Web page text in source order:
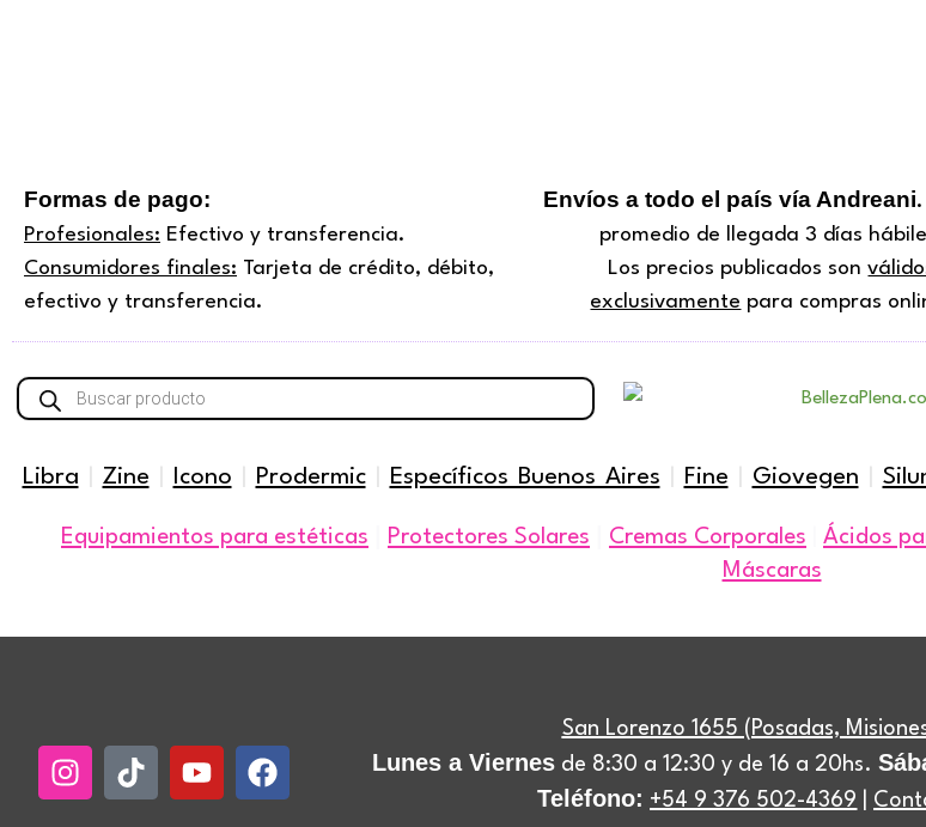
Formas de pago:
Profesionales: Efectivo y transferencia.
Consumidores finales: Tarjeta de crédito, débito,
efectivo y transferencia.
Envíos a todo el país vía Andreani
promedio de llegada 3 días
Los precios publicados son
exclusivamente para compras
Búsqueda
de
Libra Zine Icono Prodermic| Específicos Buenos Aires Fine Giovegen
Equipamientos para estéticas Protectores Solares Cremas Corporales Ácidos
Máscaras
Instagram
TiktokYoutubeFacebook
San Lorenzo 1655 (Posadas,
Lunes a Viernes de 8:30 a 12:30 y de 16 a 20hs.
Teléfono: +54 9 376 502-4369